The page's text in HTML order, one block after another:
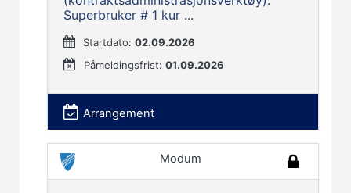
Superbruker # 1 kur ...
Startdato:02.09.2026
Påmeldingsfrist:01.09.2026
Arrangement
Modum